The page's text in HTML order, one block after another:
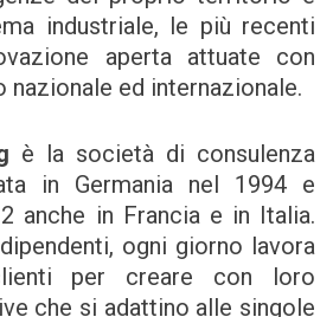
industriale, le più recenti
aperta attuate con
nazionale ed internazionale.
è la società di consulenza
in Germania nel 1994 e
anche in Francia e in Italia.
ogni giorno lavora
per creare con loro
che si adattino alle singole